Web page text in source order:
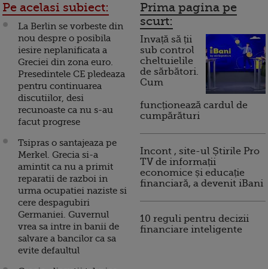
Pe acelasi subiect:
La Berlin se vorbeste din
nou despre o posibila
iesire neplanificata a
Greciei din zona euro.
Presedintele CE pledeaza
pentru continuarea
discutiilor, desi
recunoaste ca nu s-au
facut progrese
Tsipras o santajeaza pe
Merkel. Grecia si-a
amintit ca nu a primit
reparatii de razboi in
urma ocupatiei naziste si
cere despagubiri
Germaniei. Guvernul
vrea sa intre in banii de
salvare a bancilor ca sa
evite defaultul
Prima pagina pe
scurt:
Invață să ții
sub control
cheltuielile
de sărbători.
Cum
funcționează cardul de
cumpărături
Incont , site-ul Știrile Pro
TV de informații
economice și educație
financiară, a devenit iBani
10 reguli pentru decizii
financiare inteligente